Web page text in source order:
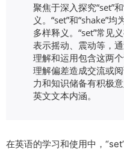
聚焦于深入探究“set”
义。“set”和“shake”
多样释义。“set”常见
表示摇动、震动等，
理解和运用包含这两
理解偏差造成交流或
力和知识储备有积极
英文文本内涵。
在英语的学习和使用中，